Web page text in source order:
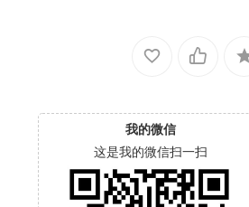
我的微信
这是我的微信扫一扫